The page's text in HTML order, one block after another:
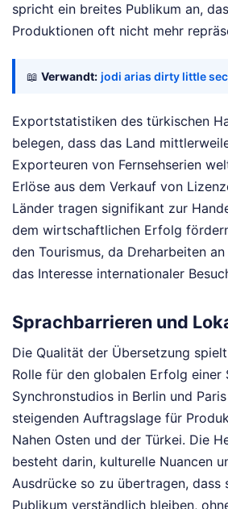
spricht ein breites Publikum an,
Produktionen oft nicht mehr
📖 Verwandt: jodi arias dirty little
Exportstatistiken des türkischen
belegen, dass das Land
Exporteuren von Fernsehserien
Erlöse aus dem Verkauf von
Länder tragen signifikant zur
dem wirtschaftlichen Erfolg
den Tourismus, da Dreharbeiten
das Interesse internationaler
Sprachbarrieren und
Die Qualität der Übersetzung
Rolle für den globalen Erfolg einer
Synchronstudios in Berlin und
steigenden Auftragslage für
Nahen Osten und der Türkei. Die
besteht darin, kulturelle Nuancen
Ausdrücke so zu übertragen, dass
Publikum verständlich bleiben,